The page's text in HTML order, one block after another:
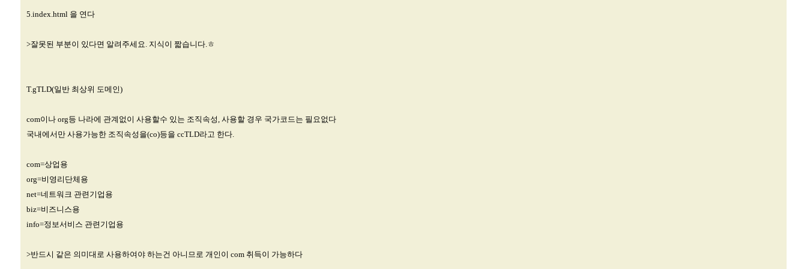
5.index.html 을 연다
>잘못된 부분이 있다면 알려주세요. 지식이 짧습니다.ㅎ
T.gTLD(일반 최상위 도메인)
com이나 org등 나라에 관계없이 사용할수 있는 조직속성, 사용할 경우 국가코드는 필요없다
국내에서만 사용가능한 조직속성을(co)등을 ccTLD라고 한다.
com=상업용
org=비영리단체용
net=네트워크 관련기업용
biz=비즈니스용
info=정보서비스 관련기업용
>반드시 같은 의미대로 사용하여야 하는건 아니므로 개인이 com 취득이 가능하다